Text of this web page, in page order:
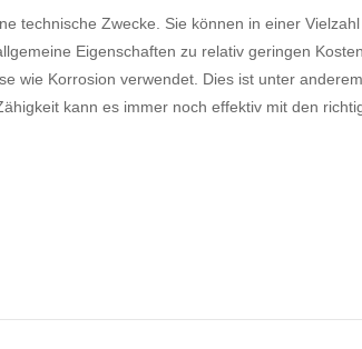
technische Zwecke. Sie können in einer
Eigenschaften zu relativ geringen
wie Korrosion verwendet. Dies ist unter
kann es immer noch effektiv mit den